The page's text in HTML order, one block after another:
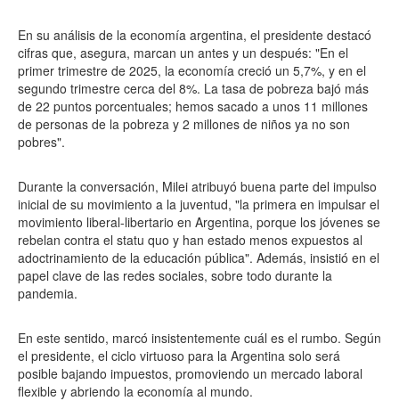
En su análisis de la economía argentina, el presidente destacó
cifras que, asegura, marcan un antes y un después: "En el
primer trimestre de 2025, la economía creció un 5,7%, y en el
segundo trimestre cerca del 8%. La tasa de pobreza bajó más
de 22 puntos porcentuales; hemos sacado a unos 11 millones
de personas de la pobreza y 2 millones de niños ya no son
pobres".
Durante la conversación, Milei atribuyó buena parte del impulso
inicial de su movimiento a la juventud, "la primera en impulsar el
movimiento liberal-libertario en Argentina, porque los jóvenes se
rebelan contra el statu quo y han estado menos expuestos al
adoctrinamiento de la educación pública". Además, insistió en el
papel clave de las redes sociales, sobre todo durante la
pandemia.
En este sentido, marcó insistentemente cuál es el rumbo. Según
el presidente, el ciclo virtuoso para la Argentina solo será
posible bajando impuestos, promoviendo un mercado laboral
flexible y abriendo la economía al mundo.